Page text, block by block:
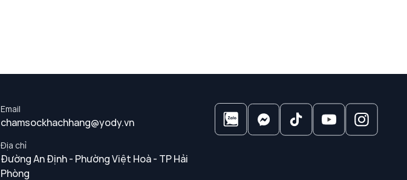
Email
chamsockhachhang@yody.vn
Địa chỉ
Đường An Định - Phường Việt Hoà - TP Hải
Phòng